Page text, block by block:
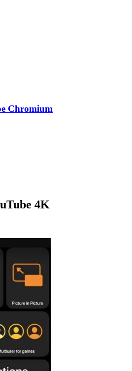
Chromium
4K